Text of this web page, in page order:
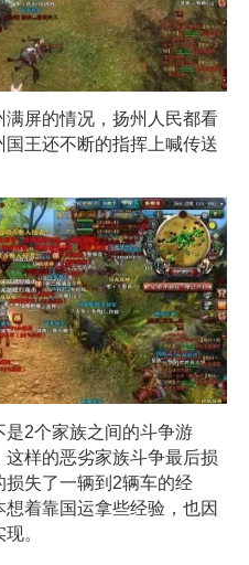
屏的情况，扬州人民都看
王还不断的指挥上喊传送
2个家族之间的斗争游
样的恶劣家族斗争最后损
失了一辆到2辆车的经
着靠国运拿些经验，也因
。